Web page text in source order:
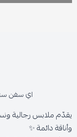
اي سفن
يقدّم ملابس رجالية
وأناقة دائمة ✨